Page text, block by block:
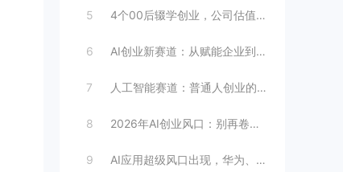
5 4个00后辍学创业，公司估值4099亿
6 AI创业新赛道：从赋能企业到赋能个人
7 人工智能赛道：普通人创业的合适选择
8 2026年AI创业风口：别再卷大模型
9 AI应用超级风口出现，华为、英伟达都入局